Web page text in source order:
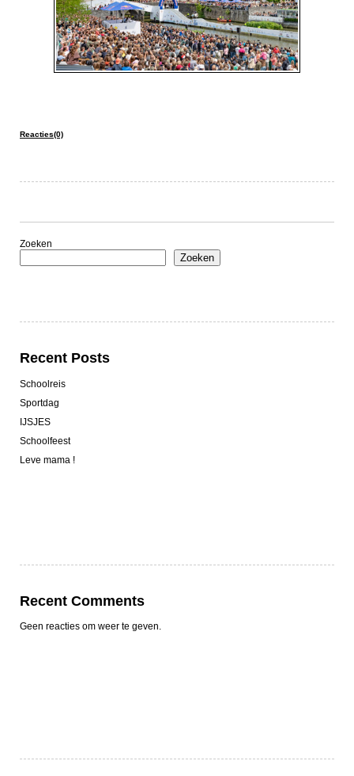
Reacties(0)
Zoeken
Zoeken
Recent Posts
Schoolreis
Sportdag
IJSJES
Schoolfeest
Leve mama !
Recent Comments
Geen reacties om weer te geven.